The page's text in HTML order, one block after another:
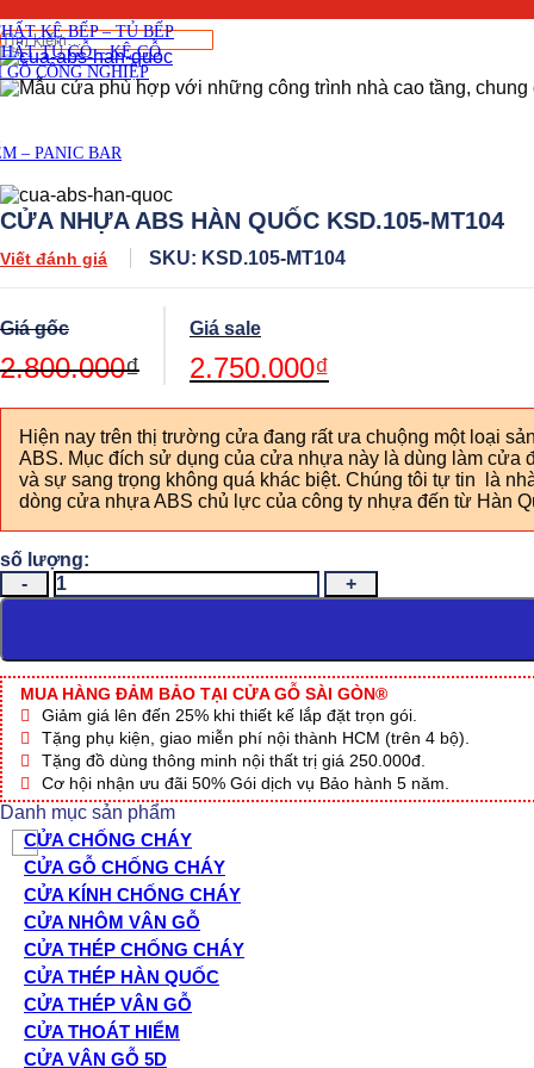
KỆ BẾP – TỦ BẾP
TỦ GỖ – KỆ GỖ
GỖ CÔNG NGHIỆP
– PANIC BAR
Tìm
kiếm:
CỬA NHỰA ABS HÀN QUỐC KSD.105-MT104
Viết đánh giá SKU: KSD.105-MT104
2.800.000₫ 2.800.000₫.2.750.000₫2.750.000₫.
Hiện nay trên thị trường cửa đang rất ưa chuộng một loại
ABS. Mục đích sử dụng của cửa nhựa này là dùng làm cửa
và sự sang trọng không quá khác biệt. Chúng tôi tự tin là
dòng cửa nhựa ABS chủ lực của công ty nhựa đến từ Hàn
CỬA
NHỰA
QUỐC
KSD.105-
MT104
số
lượng
MUA HÀNG ĐẢM BẢO TẠI CỬA GỖ SÀI GÒN®
Giảm giá lên đến 25% khi thiết kế lắp đặt trọn gói.
Tặng phụ kiện, giao miễn phí nội thành HCM (trên 4 bộ).
Tặng đồ dùng thông minh nội thất trị giá 250.000đ.
Cơ hội nhận ưu đãi 50% Gói dịch vụ Bảo hành 5 năm.
Danh mục sản phẩm
CỬA CHỐNG CHÁY
CỬA GỖ CHỐNG CHÁY
CỬA KÍNH CHỐNG CHÁY
CỬA NHÔM VÂN GỖ
CỬA THÉP CHỐNG CHÁY
CỬA THÉP HÀN QUỐC
CỬA THÉP VÂN GỖ
CỬA THOÁT HIỂM
CỬA VÂN GỖ 5D